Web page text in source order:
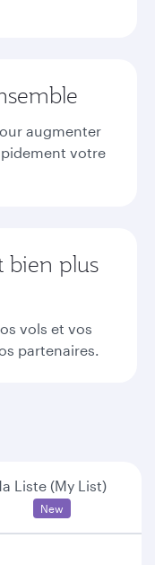
augmenter
votre
bien plus
vols et vos
partenaires.
Liste (My List)
New